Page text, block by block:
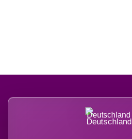
Deutschland